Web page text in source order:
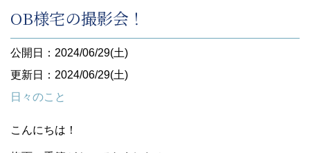
OB様宅の撮影会！
公開日：2024/06/29(土)
更新日：2024/06/29(土)
日々のこと
こんにちは！